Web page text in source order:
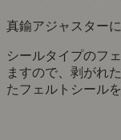
真鍮アジャスター
シールタイプのフ
ますので、剥がれ
たフェルトシール